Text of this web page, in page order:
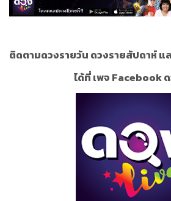
ติดตามดวงรายวัน ดวงรายสัปดาห์ แ
ได้ที่ เพจ Facebook